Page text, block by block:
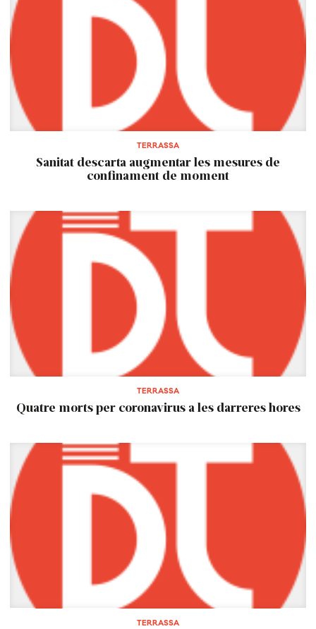
TERRASSA
Sanitat descarta augmentar les mesures de
confinament de moment
TERRASSA
Quatre morts per coronavirus a les darreres hores
TERRASSA